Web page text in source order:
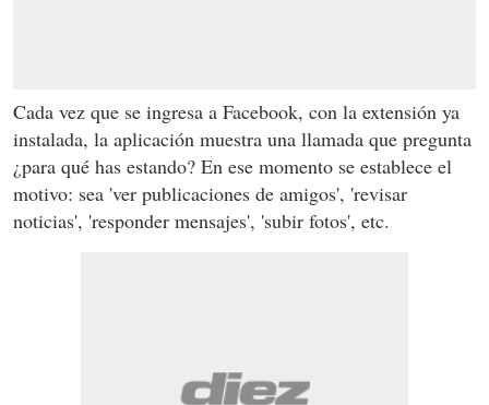
Cada vez que se ingresa a Facebook, con la extensión ya
instalada, la aplicación muestra una llamada que pregunta
¿para qué has estando? En ese momento se establece el
motivo: sea 'ver publicaciones de amigos', 'revisar
noticias', 'responder mensajes', 'subir fotos', etc.